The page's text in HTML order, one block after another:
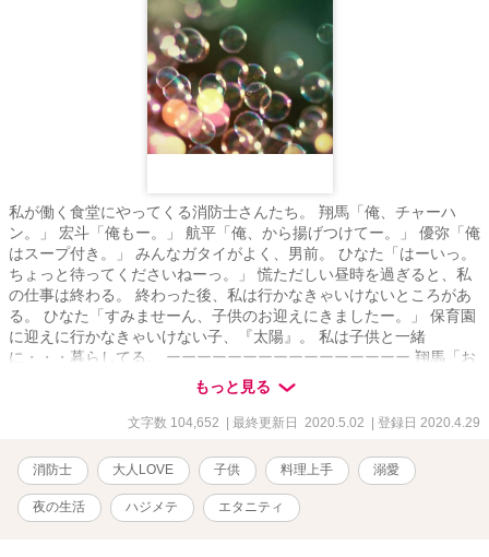
私が働く食堂にやってくる消防士さんたち。 翔馬「俺、チャーハ
ン。」 宏斗「俺もー。」 航平「俺、から揚げつけてー。」 優弥「俺
はスープ付き。」 みんなガタイがよく、男前。 ひなた「はーいっ。
ちょっと待ってくださいねーっ。」 慌ただしい昼時を過ぎると、私
の仕事は終わる。 終わった後、私は行かなきゃいけないところがあ
る。 ひなた「すみませーん、子供のお迎えにきましたー。」 保育園
に迎えに行かなきゃいけない子、『太陽』。 私は子供と一緒
に・・・暮らしてる。 ーーーーーーーーーーーーーーーー 翔馬「お
いおい嘘だろ？」 宏斗「子供・・・いたんだ・・。」 航平「いくつ
ん時の子だよ・・・・。」 優弥「マジか・・・。」 消防署で開かれ
たお祭りに連れて行った太陽。 太陽の存在を知った一人の消防士さ
『パパ』になる。」 「俺はひなたが好きだ。・・・絶対振り向かせ
るから覚悟しとけよ？」 ※お話に出てくる内容は、全て想像の世界
です。現実世界とは何ら関係ありません。 ※感想やコメントは受け
付けることができません。 メンタルが薄氷なもので・・・すみませ
もっと見る
文字数 104,652 | 最終更新日 2020.5.02 | 登録日 2020.4.29
消防士 大人LOVE 子供 料理上手 溺愛
夜の生活 ハジメテ エタニティ